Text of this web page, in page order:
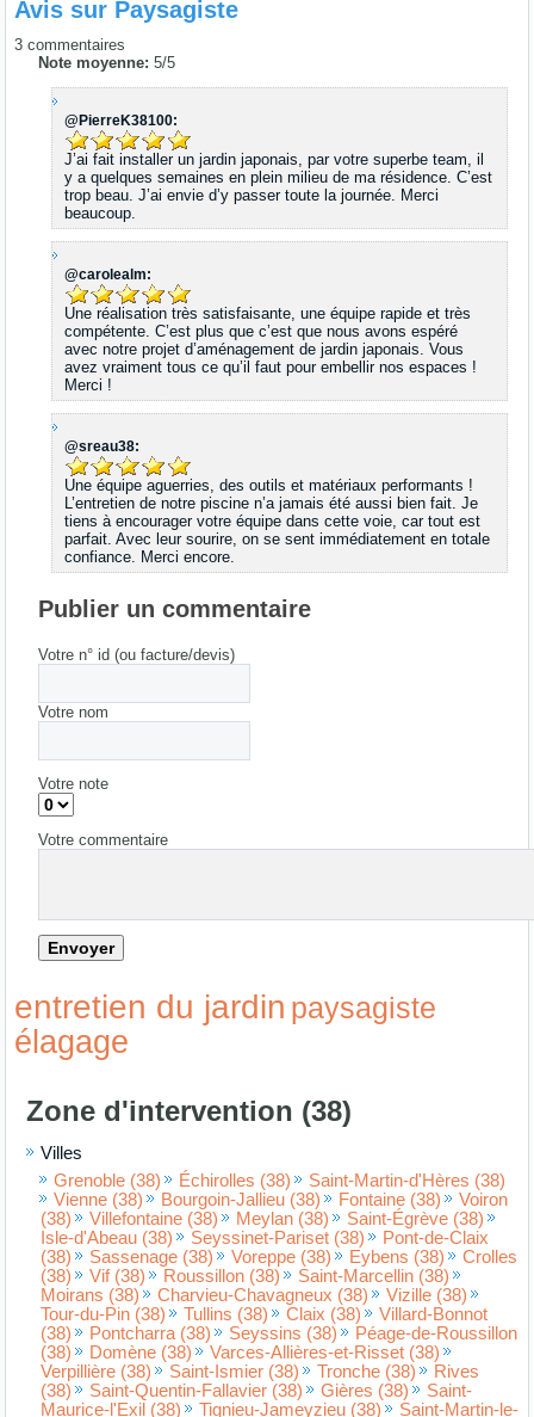
Avis sur Paysagiste
3 commentaires
Note moyenne:5/5
@PierreK38100:
J’ai fait installer un jardin japonais, par votre superbe team, il
y a quelques semaines en plein milieu de ma résidence. C’est
trop beau. J’ai envie d’y passer toute la journée. Merci
beaucoup.
@carolealm:
Une réalisation très satisfaisante, une équipe rapide et très
compétente. C’est plus que c’est que nous avons espéré
avec notre projet d’aménagement de jardin japonais. Vous
avez vraiment tous ce qu’il faut pour embellir nos espaces !
Merci !
@sreau38:
Une équipe aguerries, des outils et matériaux performants !
L’entretien de notre piscine n’a jamais été aussi bien fait. Je
tiens à encourager votre équipe dans cette voie, car tout est
parfait. Avec leur sourire, on se sent immédiatement en totale
confiance. Merci encore.
Publier un commentaire
Votre n° id (ou facture/devis)
Votre nom
Votre note
Votre commentaire
entretien du jardin paysagiste
élagage
Zone d'intervention (38)
Villes
Grenoble (38)
Échirolles (38)
Saint-Martin-d'Hères (38)
Vienne (38)
Bourgoin-Jallieu (38) Fontaine (38)
Voiron
(38)
Villefontaine (38) Meylan (38)
Saint-Égrève (38)
Isle-d'Abeau (38)
Seyssinet-Pariset (38)
Pont-de-Claix
(38)
Sassenage (38) Voreppe (38) Eybens (38)
Crolles
(38)
Vif (38) Roussillon (38)
Saint-Marcellin (38)
Moirans (38)
Charvieu-Chavagneux (38)
Vizille (38)
Tour-du-Pin (38)
Tullins (38) Claix (38)
Villard-Bonnot
(38)
Pontcharra (38) Seyssins (38)
Péage-de-Roussillon
(38)
Domène (38)
Varces-Allières-et-Risset (38)
Verpillière (38)
Saint-Ismier (38) Tronche (38)
Rives
(38)
Saint-Quentin-Fallavier (38) Gières (38)
Saint-
Maurice-l'Exil (38)
Tignieu-Jameyzieu (38)
Saint-Martin-le-